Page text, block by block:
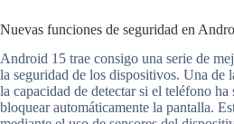
Nuevas funciones de seguridad en
Android 15 trae consigo una serie de
la seguridad de los dispositivos. Una de
la capacidad de detectar si el teléfono
bloquear automáticamente la pantalla.